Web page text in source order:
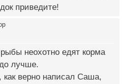
приведите!
неохотно едят корма
лучше.
верно написал Саша,